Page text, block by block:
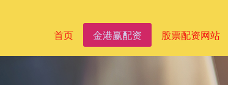
首页 金港赢配资 股票配资网站